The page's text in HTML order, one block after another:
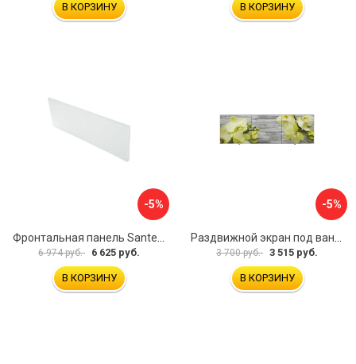
В КОРЗИНУ В КОРЗИНУ
-5%
6 974 руб. 6 625 руб.
В КОРЗИНУ
-5%
3 700 руб. 3 515 руб.
В КОРЗИНУ